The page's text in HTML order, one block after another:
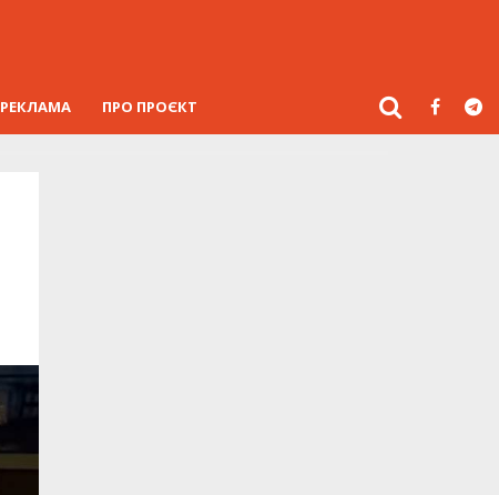
РЕКЛАМА ПРО ПРОЄКТ